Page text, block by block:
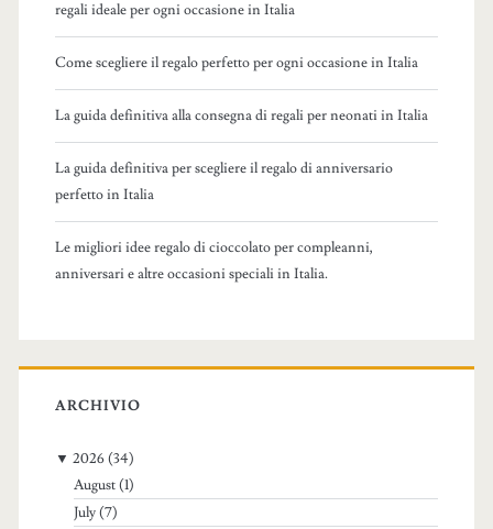
r
:
regali ideale per ogni occasione in Italia
Come scegliere il regalo perfetto per ogni occasione in Italia
La guida definitiva alla consegna di regali per neonati in Italia
La guida definitiva per scegliere il regalo di anniversario
perfetto in Italia
Le migliori idee regalo di cioccolato per compleanni,
anniversari e altre occasioni speciali in Italia.
ARCHIVIO
▼ 2026 (34)
August (1)
July (7)